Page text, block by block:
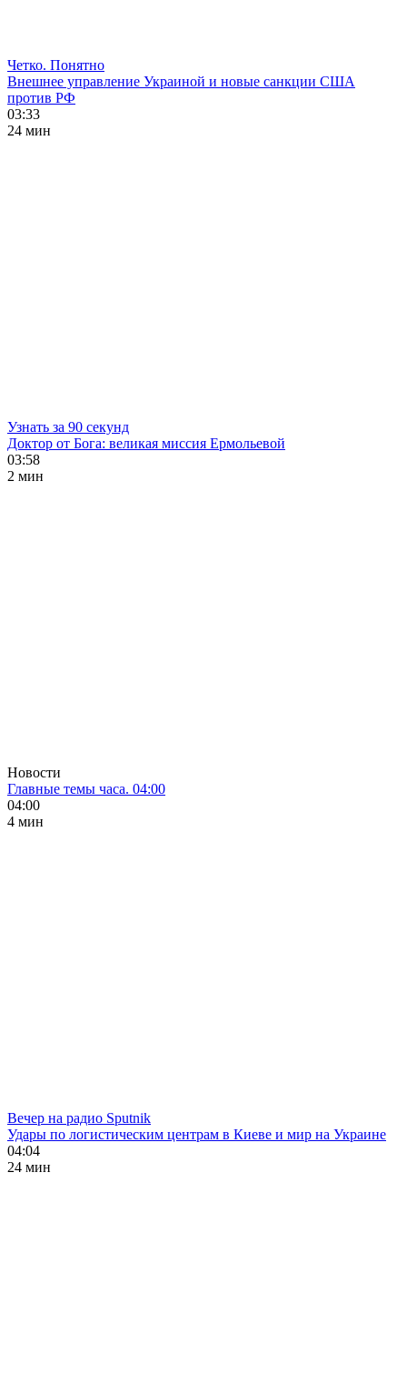
Четко. Понятно
Внешнее управление Украиной и новые санкции США
против РФ
03:33
24 мин
Узнать за 90 секунд
Доктор от Бога: великая миссия Ермольевой
03:58
2 мин
Новости
Главные темы часа. 04:00
04:00
4 мин
Вечер на радио Sputnik
Удары по логистическим центрам в Киеве и мир на Украине
04:04
24 мин